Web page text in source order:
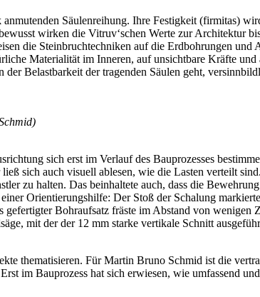
Säulenreihung. Ihre Festigkeit (firmitas)
wirken die Vitruv‘schen Werte zur Architektur
die Steinbruchtechniken auf die Erdbohrungen
Materialität im Inneren, auf unsichtbare Kräfte
Belastbarkeit der tragenden Säulen geht,
sich erst im Verlauf des Bauprozesses
sich auch visuell ablesen, wie die Lasten verteilt
zu halten. Das beinhaltete auch, dass die
Orientierungshilfe: Der Stoß der Schalung
Bohraufsatz fräste im Abstand von wenigen
mit der der 12 mm starke vertikale Schnitt
thematisieren. Für Martin Bruno Schmid ist die
im Bauprozess hat sich erwiesen, wie umfassend